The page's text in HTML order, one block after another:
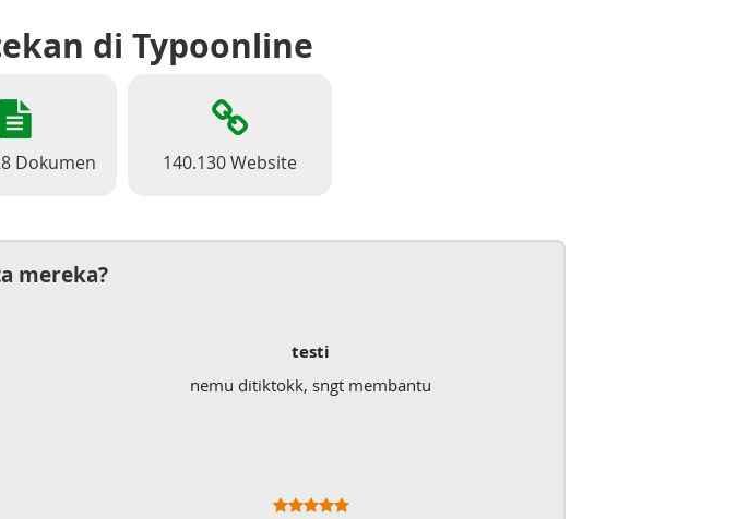
di Typoonline
Dokumen 140.130 Website
mereka?
testi
nemu ditiktokk, sngt membantu